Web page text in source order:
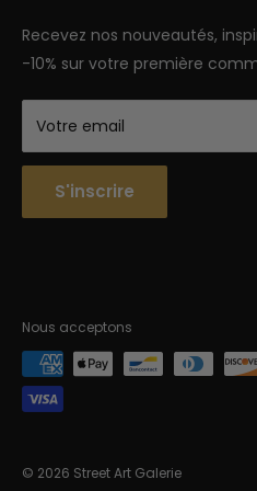
Semaine : 9h-18h | Week-end
Recevez nos nouveautés,
-10% sur votre première
Votre email
S'inscrire
Nous acceptons
© 2026 Street Art Galerie